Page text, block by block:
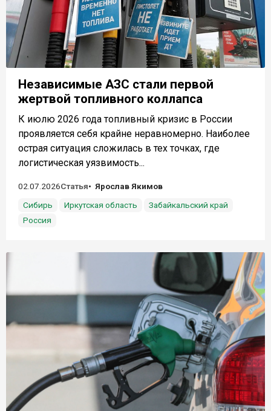
Независимые АЗС стали первой
жертвой топливного коллапса
К июлю 2026 года топливный кризис в России
проявляется себя крайне неравномерно. Наиболее
острая ситуация сложилась в тех точках, где
логистическая уязвимость...
02.07.2026Статья
Ярослав Якимов
Сибирь
Иркутская область
Забайкальский край
Россия